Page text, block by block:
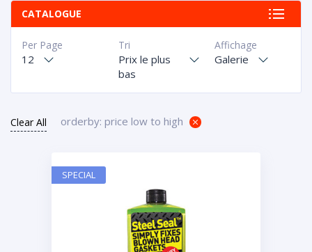
CATALOGUE
Affichage
Galerie
Tri
Prix le plus
bas
Per Page
12
Clear All orderby: price low to high
SPECIAL